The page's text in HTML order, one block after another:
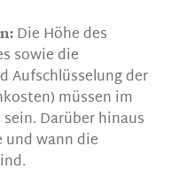
Die Höhe des
sowie die
Aufschlüsselung der
müssen im
Darüber hinaus
und wann die